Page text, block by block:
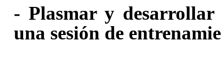
- Plasmar y desarrollar
una sesión de